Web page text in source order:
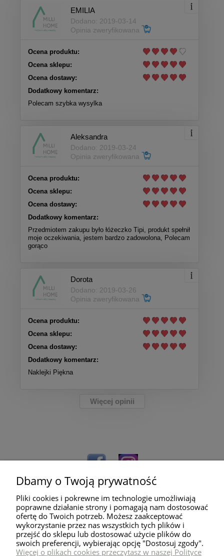
EMILIA
Dodano: 2019-03-14
Opinia zweryfikowana
Ocena produktu:
Ocena sklepu:
Ocena dostawy:
Dodatkowy komentarz:
Polecam szybka wysylka
Aleksandra
Dodano: 2019-03-24
Opinia zweryfikowana
Ocena produktu:
Ocena sklepu:
Ocena dostawy:
Dodatkowy komentarz:
Przedmiotem zakupu było łóżeczko Tipi, produkt spełnił
moje oczekiwania, jestem bardzo zadowolona, Polecam
gorąco
Dorota
Dodano: 2019-03-26
Opinia zweryfikowana
Ocena produktu:
Ocena sklepu:
Ocena dostawy:
Dodatkowy komentarz:
Naklejki Piękna
Więcej opinii
Pomoc
Dbamy o Twoją prywatność
Pliki cookies i pokrewne im technologie umożliwiają
poprawne działanie strony i pomagają nam dostosować
ofertę do Twoich potrzeb. Możesz zaakceptować
wykorzystanie przez nas wszystkich tych plików i
przejść do sklepu lub dostosować użycie plików do
swoich preferencji, wybierając opcję "Dostosuj zgody".
Więcej o plikach cookies przeczytasz w naszej Polityce